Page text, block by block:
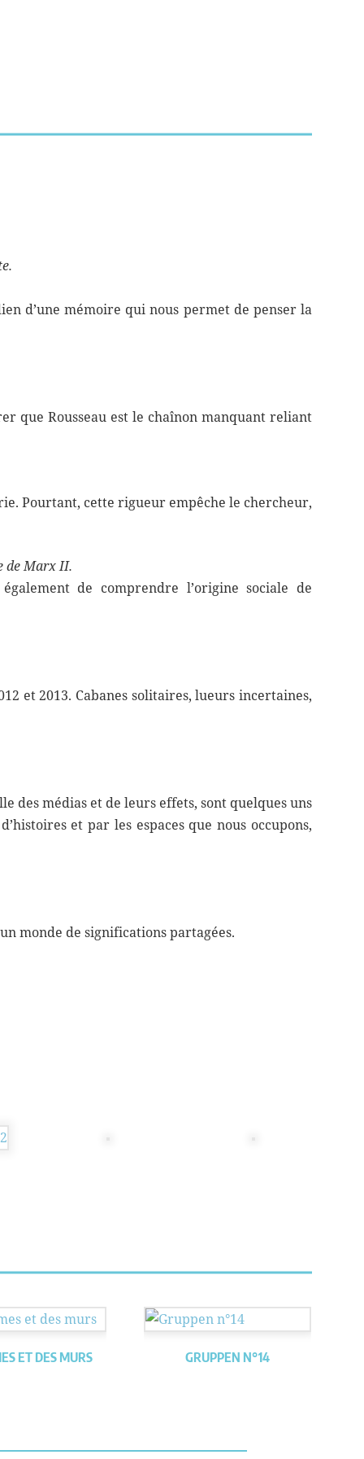
d’une mémoire qui nous permet de penser la
que Rousseau est le chaînon manquant reliant
Pourtant, cette rigueur empêche le chercheur,
de Marx II.
de comprendre l’origine sociale de
et 2013. Cabanes solitaires, lueurs incertaines,
des médias et de leurs effets, sont quelques uns
et par les espaces que nous occupons,
monde de significations partagées.
ET DES MURS GRUPPEN N°14